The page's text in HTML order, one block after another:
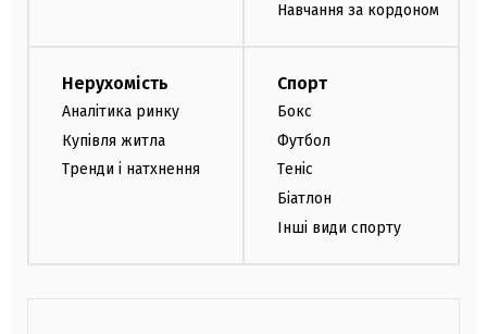
Навчання за кордоном
Нерухомість
Аналітика ринку
Купівля житла
Тренди і натхнення
Спорт
Бокс
Футбол
Теніс
Біатлон
Інші види спорту